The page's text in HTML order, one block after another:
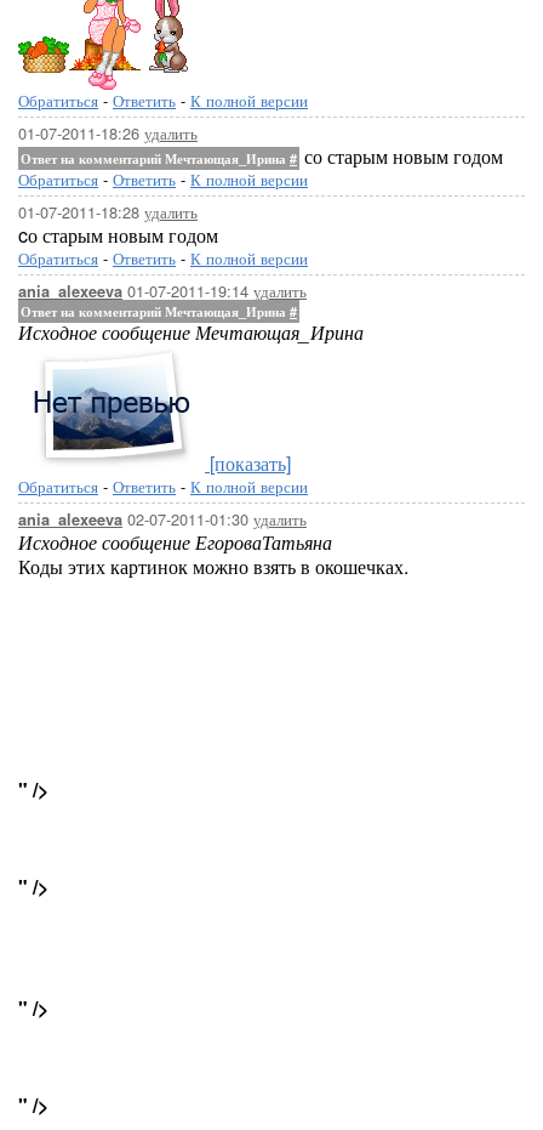
Обратиться - Ответить - К полной версии
01-07-2011-18:26 удалить
Ответ на комментарий Мечтающая_Ирина # со старым новым годом
Обратиться - Ответить - К полной версии
01-07-2011-18:28 удалить
cо старым новым годом
Обратиться - Ответить - К полной версии
ania_alexeeva 01-07-2011-19:14 удалить
Ответ на комментарий Мечтающая_Ирина #
Исходное сообщение Мечтающая_Ирина
[показать]
Обратиться - Ответить - К полной версии
ania_alexeeva 02-07-2011-01:30 удалить
Исходное сообщение ЕгороваТатьяна
Коды этих картинок можно взять в окошечках.
" />
" />
" />
" />